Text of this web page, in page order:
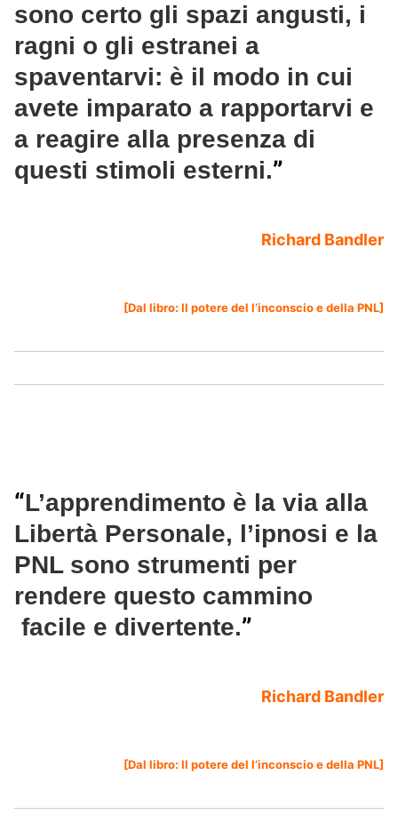
sono certo gli spazi angusti, i
ragni o gli estranei a
spaventarvi: è il modo in cui
avete imparato a rapportarvi e
a reagire alla presenza di
questi stimoli esterni.”
Richard Bandler
[Dal libro: Il potere del l’inconscio e della PNL]
“L’apprendimento è la via alla
Libertà Personale, l’ipnosi e la
PNL sono strumenti per
rendere questo cammino
facile e divertente.”
Richard Bandler
[Dal libro: Il potere del l’inconscio e della PNL]